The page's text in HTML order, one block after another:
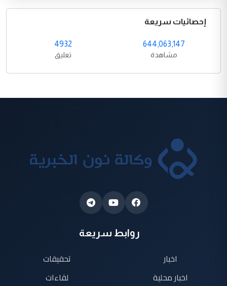
إحصائيات سريعة
644,063,147
مشاهدة
4932
تعليق
روابط سريعة
اخبار
اخبار محلية
تحقيقات
لقاءات